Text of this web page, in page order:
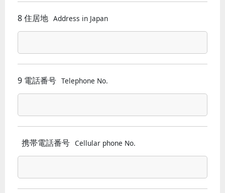
8 住居地 Address in Japan
9 電話番号 Telephone No.
携帯電話番号 Cellular phone No.